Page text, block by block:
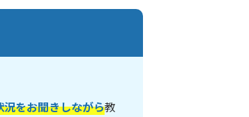
をお聞きしながら教